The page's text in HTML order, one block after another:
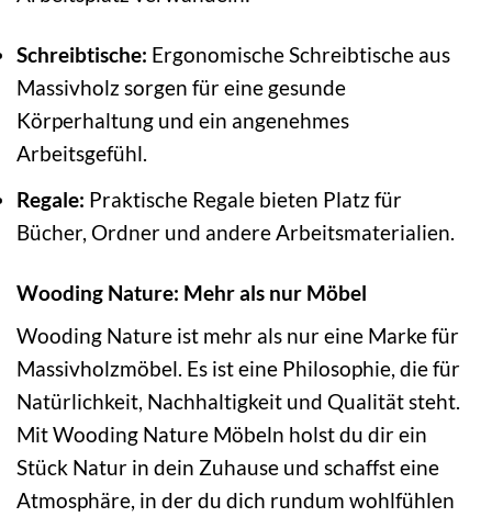
Schreibtische: Ergonomische Schreibtische aus
Massivholz sorgen für eine gesunde
Körperhaltung und ein angenehmes
Arbeitsgefühl.
Regale: Praktische Regale bieten Platz für
Bücher, Ordner und andere Arbeitsmaterialien.
Wooding Nature: Mehr als nur Möbel
Wooding Nature ist mehr als nur eine Marke für
Massivholzmöbel. Es ist eine Philosophie, die für
Natürlichkeit, Nachhaltigkeit und Qualität steht.
Mit Wooding Nature Möbeln holst du dir ein
Stück Natur in dein Zuhause und schaffst eine
Atmosphäre, in der du dich rundum wohlfühlen